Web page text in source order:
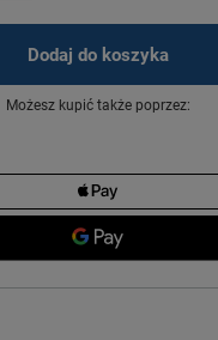
Dodaj do koszyka
Możesz kupić także poprzez: